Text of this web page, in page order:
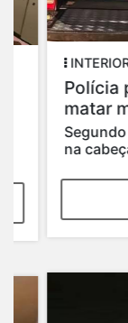
INTERIOR
Polícia
matar
Segundo
na cabeça